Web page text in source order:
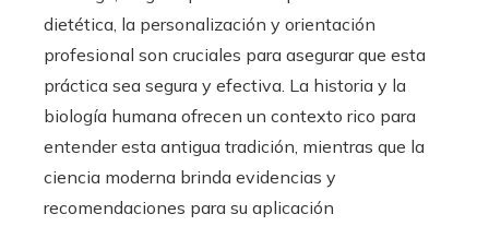
dietética, la personalización y orientación
profesional son cruciales para asegurar que esta
práctica sea segura y efectiva. La historia y la
biología humana ofrecen un contexto rico para
entender esta antigua tradición, mientras que la
ciencia moderna brinda evidencias y
recomendaciones para su aplicación